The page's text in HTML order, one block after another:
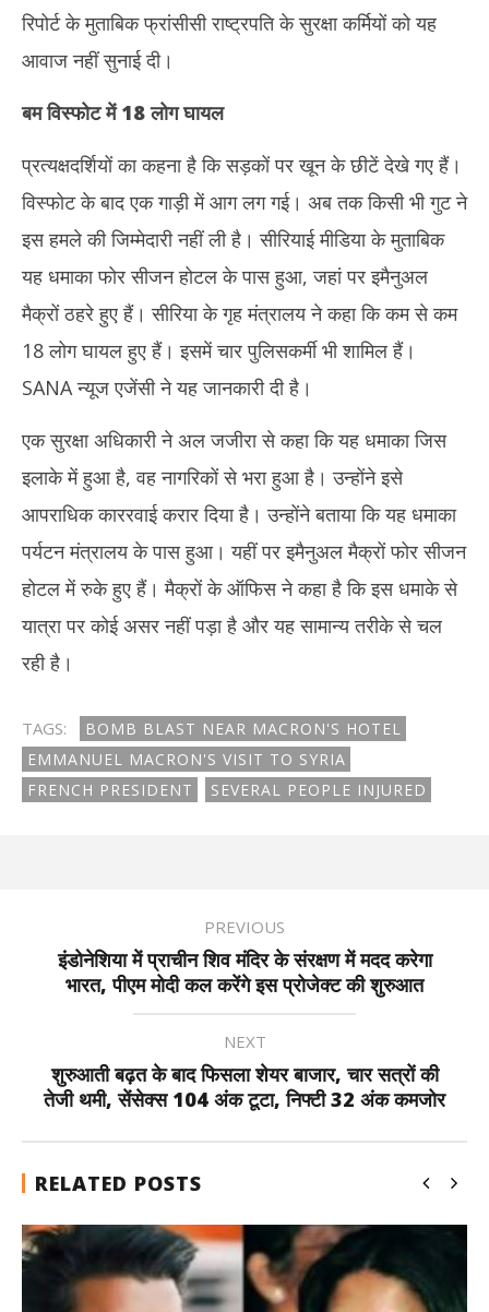
रिपोर्ट के मुताबिक फ्रांसीसी राष्‍ट्रपति के सुरक्षा कर्मियों को यह
आवाज नहीं सुनाई दी।
बम व‍िस्‍फोट में18लोग घायल
प्रत्‍यक्षदर्शियों का कहना है कि सड़कों पर खून के छीटें देखे गए हैं।
विस्‍फोट के बाद एक गाड़ी में आग लग गई। अब तक किसी भी गुट ने
इस हमले की जिम्‍मेदारी नहीं ली है। सीरियाई मीडिया के मुताबिक
यह धमाका फोर सीजन होटल के पास हुआ, जहां पर इमैनुअल
मैक्रों ठहरे हुए हैं। सीरिया के गृह मंत्रालय ने कहा कि कम से कम
18 लोग घायल हुए हैं। इसमें चार पुलिसकर्मी भी शामिल हैं।
SANA न्‍यूज एजेंसी ने यह जानकारी दी है।
एक सुरक्षा अधिकारी ने अल जजीरा से कहा कि यह धमाका जिस
इलाके में हुआ है, वह नागरिकों से भरा हुआ है। उन्‍होंने इसे
आपराधिक काररवाई करार दिया है। उन्‍होंने बताया कि यह धमाका
पर्यटन मंत्रालय के पास हुआ। यहीं पर इमैनुअल मैक्रों फोर सीजन
होटल में रुके हुए हैं। मैक्रों के ऑफिस ने कहा है कि इस धमाके से
यात्रा पर कोई असर नहीं पड़ा है और यह सामान्‍य तरीके से चल
रही है।
TAGS:
BOMB BLAST NEAR MACRON'S HOTEL
EMMANUEL MACRON'S VISIT TO SYRIA
FRENCH PRESIDENT
SEVERAL PEOPLE INJURED
PREVIOUS
इंडोनेशिया में प्राचीन शिव मंदिर के संरक्षण में मदद करेगा
भारत, पीएम मोदी कल करेंगे इस प्रोजेक्ट की शुरुआत
NEXT
शुरुआती बढ़त के बाद फिसला शेयर बाजार, चार सत्रों की
तेजी थमी, सेंसेक्स 104 अंक टूटा, निफ्टी 32 अंक कमजोर
RELATED POSTS